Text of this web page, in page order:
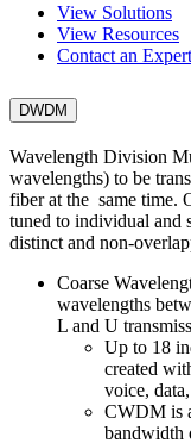
View Solutions
View Resources
Contact an Expert
DWDM
Wavelength Division
wavelengths) to be
fiber at the same time.
tuned to individual and
distinct and non-
Coarse
wavelengths
L and U
Up to 18
created
voice,
CWDM is
bandwidth